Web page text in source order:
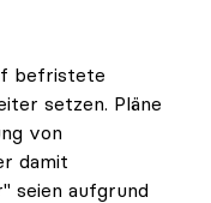
befristete
setzen. Pläne
von
damit
seien aufgrund